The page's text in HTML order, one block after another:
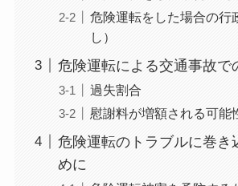
危険運転をした場合の行
し）
危険運転による交通事故で
過失割合
慰謝料が増額される可能
危険運転のトラブルに巻き
めに